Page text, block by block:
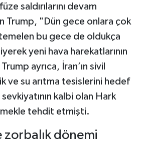
saldırılarını devam
Trump, "Dün gece onlara çok
bu gece de oldukça
yeni hava harekatlarının
ayrıca, İran’ın sivil
ve su arıtma tesislerini hedef
kalbi olan Hark
tehdit etmişti.
zorbalık dönemi